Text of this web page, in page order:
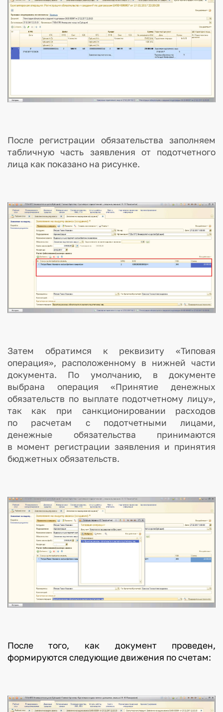
После регистрации обязательства заполняем
табличную часть заявления от подотчетного
лица как показано на рисунке.
Затем обратимся к реквизиту «Типовая
операция», расположенному в нижней части
документа. По умолчанию, в документе
выбрана операция «Принятие денежных
обязательств по выплате подотчетному лицу»,
так как при санкционировании расходов
по расчетам с подотчетными лицами,
денежные обязательства принимаются
в момент регистрации заявления и принятия
бюджетных обязательств.
После того, как документ проведен,
формируются следующие движения по счетам: